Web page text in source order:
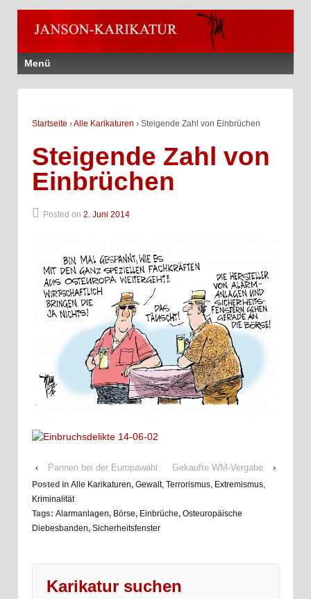
Menü
Startseite ›Alle Karikaturen › Steigende Zahl von Einbrüchen
Steigende Zahl von
Einbrüchen
Posted on 2. Juni 2014
‹ Pannen bei der Europawahl Gekaufte WM-Vergabe ›
Posted in Alle Karikaturen, Gewalt, Terrorismus, Extremismus,
Kriminalität
Tags: Alarmanlagen, Börse, Einbrüche, Osteuropäische
Diebesbanden, Sicherheitsfenster
Karikatur suchen